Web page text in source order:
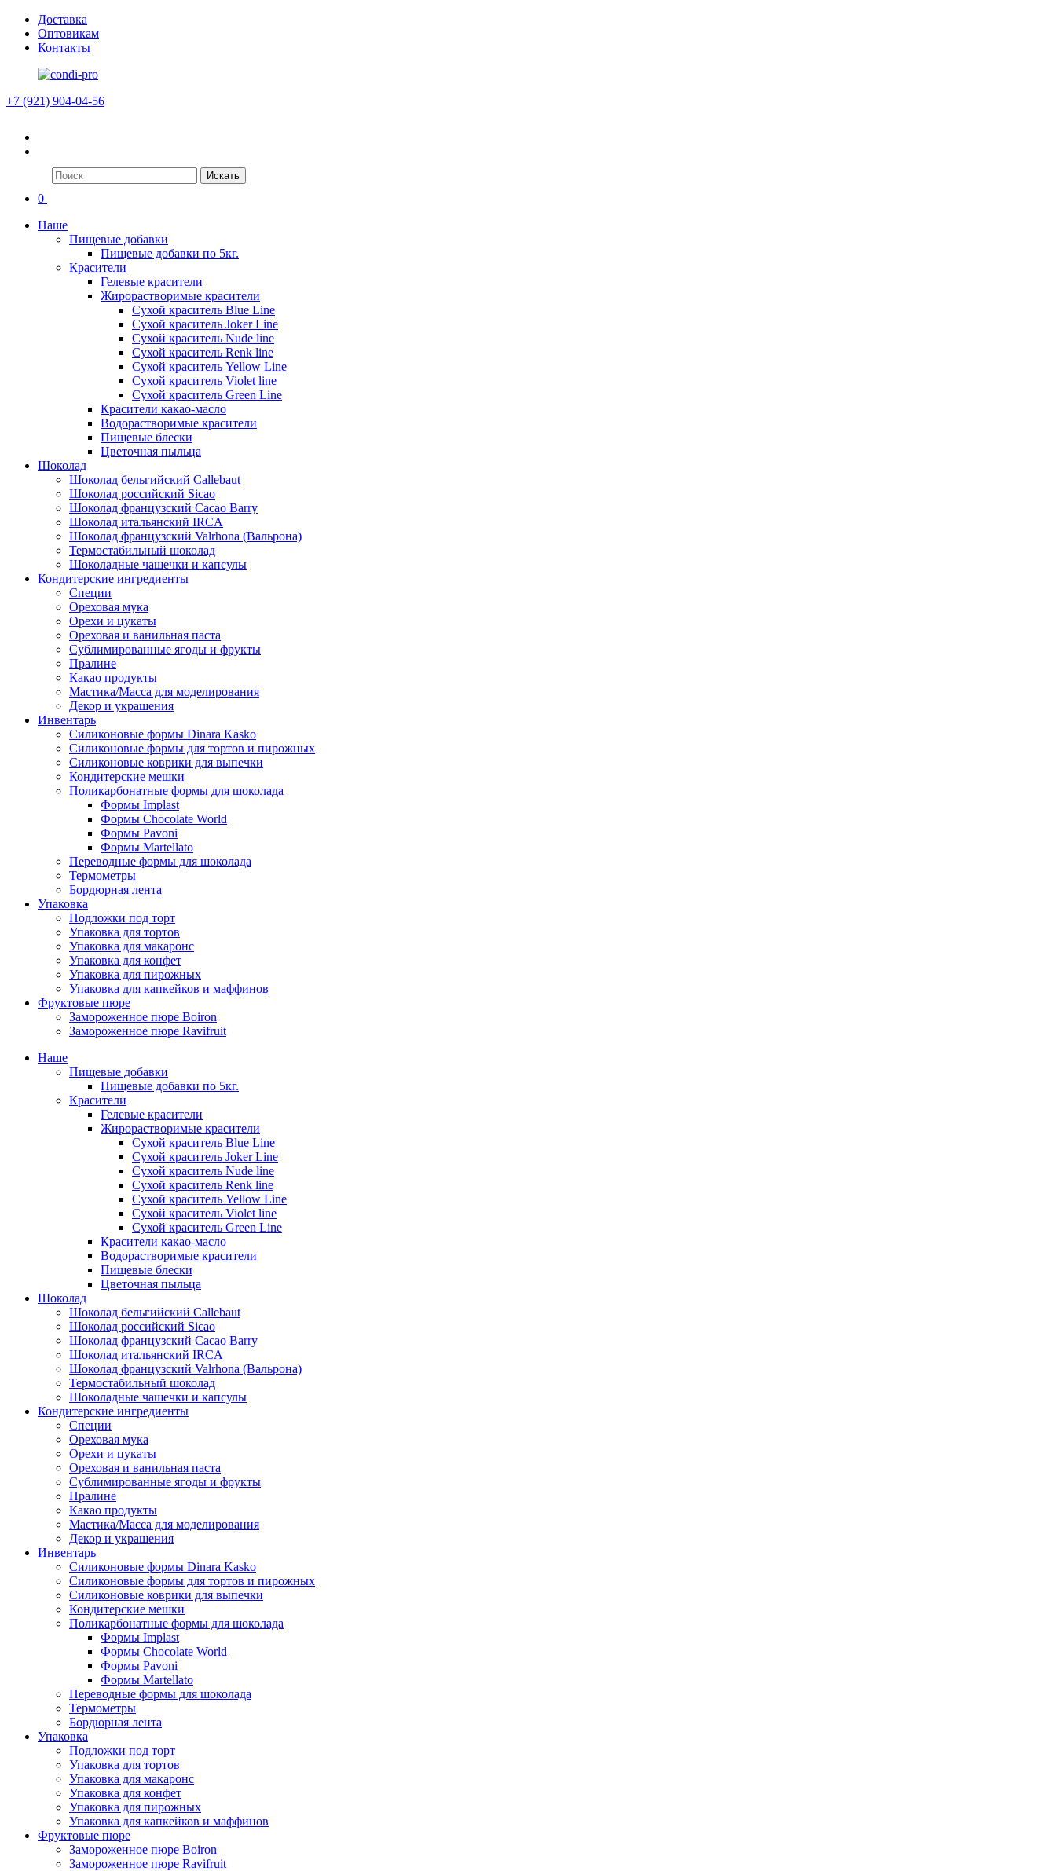
Доставка
Оптовикам
Контакты
+7 (921) 904-04-56
Искать
0
Наше
Пищевые добавки
Пищевые добавки по 5кг.
Красители
Гелевые красители
Жирорастворимые красители
Сухой краситель Blue Line
Сухой краситель Joker Line
Сухой краситель Nude line
Сухой краситель Renk line
Сухой краситель Yellow Line
Сухой краситель Violet line
Сухой краситель Green Line
Красители какао-масло
Водорастворимые красители
Пищевые блески
Цветочная пыльца
Шоколад
Шоколад бельгийский Callebaut
Шоколад российский Sicao
Шоколад французский Cacao Barry
Шоколад итальянский IRCA
Шоколад французский Valrhona (Вальрона)
Термостабильный шоколад
Шоколадные чашечки и капсулы
Кондитерские ингредиенты
Специи
Ореховая мука
Орехи и цукаты
Ореховая и ванильная паста
Сублимированные ягоды и фрукты
Пралине
Какао продукты
Мастика/Масса для моделирования
Декор и украшения
Инвентарь
Силиконовые формы Dinara Kasko
Силиконовые формы для тортов и пирожных
Силиконовые коврики для выпечки
Кондитерские мешки
Поликарбонатные формы для шоколада
Формы Implast
Формы Chocolate World
Формы Pavoni
Формы Martellato
Переводные формы для шоколада
Термометры
Бордюрная лента
Упаковка
Подложки под торт
Упаковка для тортов
Упаковка для макаронс
Упаковка для конфет
Упаковка для пирожных
Упаковка для капкейков и маффинов
Фруктовые пюре
Замороженное пюре Boiron
Замороженное пюре Ravifruit
Наше
Пищевые добавки
Пищевые добавки по 5кг.
Красители
Гелевые красители
Жирорастворимые красители
Сухой краситель Blue Line
Сухой краситель Joker Line
Сухой краситель Nude line
Сухой краситель Renk line
Сухой краситель Yellow Line
Сухой краситель Violet line
Сухой краситель Green Line
Красители какао-масло
Водорастворимые красители
Пищевые блески
Цветочная пыльца
Шоколад
Шоколад бельгийский Callebaut
Шоколад российский Sicao
Шоколад французский Cacao Barry
Шоколад итальянский IRCA
Шоколад французский Valrhona (Вальрона)
Термостабильный шоколад
Шоколадные чашечки и капсулы
Кондитерские ингредиенты
Специи
Ореховая мука
Орехи и цукаты
Ореховая и ванильная паста
Сублимированные ягоды и фрукты
Пралине
Какао продукты
Мастика/Масса для моделирования
Декор и украшения
Инвентарь
Силиконовые формы Dinara Kasko
Силиконовые формы для тортов и пирожных
Силиконовые коврики для выпечки
Кондитерские мешки
Поликарбонатные формы для шоколада
Формы Implast
Формы Chocolate World
Формы Pavoni
Формы Martellato
Переводные формы для шоколада
Термометры
Бордюрная лента
Упаковка
Подложки под торт
Упаковка для тортов
Упаковка для макаронс
Упаковка для конфет
Упаковка для пирожных
Упаковка для капкейков и маффинов
Фруктовые пюре
Замороженное пюре Boiron
Замороженное пюре Ravifruit